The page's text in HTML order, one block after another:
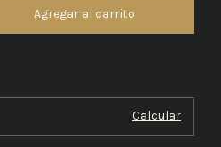
Calcular